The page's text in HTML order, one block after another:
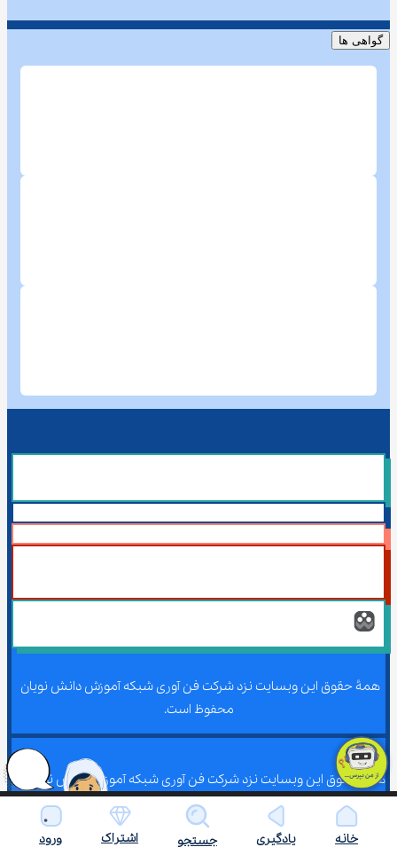
گواهی ها
همۀ حقوق این وبسایت نزد شرکت فن آوری شبکه آموزش دانش نویان
محفوظ است.
همۀ حقوق این وبسایت نزد شرکت فن آوری شبکه آموزش دانش نویان
محفوظ است.
خانه یادگیری جستجو اشتراک ورود